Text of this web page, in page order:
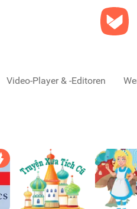
Video-Player & -Editoren